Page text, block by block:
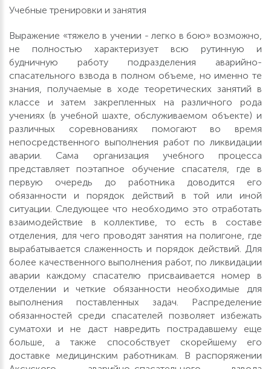
Учебные тренировки и занятия
Выражение «тяжело в учении - легко в бою» возможно,
не полностью характеризует всю рутинную и
будничную работу подразделения аварийно-
спасательного взвода в полном объеме, но именно те
знания, получаемые в ходе теоретических занятий в
классе и затем закрепленных на различного рода
учениях (в учебной шахте, обслуживаемом объекте) и
различных соревнованиях помогают во время
непосредственного выполнения работ по ликвидации
аварии. Сама организация учебного процесса
представляет поэтапное обучение спасателя, где в
первую очередь до работника доводится его
обязанности и порядок действий в той или иной
ситуации. Следующее что необходимо это отработать
взаимодействие в коллективе, то есть в составе
отделения, для чего проводят занятия на полигоне, где
вырабатывается слаженность и порядок действий. Для
более качественного выполнения работ, по ликвидации
аварии каждому спасателю присваивается номер в
отделении и четкие обязанности необходимые для
выполнения поставленных задач. Распределение
обязанностей среди спасателей позволяет избежать
суматохи и не даст навредить пострадавшему еще
больше, а также способствует скорейшему его
доставке медицинским работникам. В распоряжении